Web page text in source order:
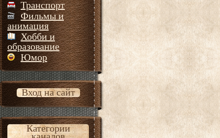
Транспорт
Фильмы и
анимация
Хобби и
образование
Юмор
Вход на сайт
Категории